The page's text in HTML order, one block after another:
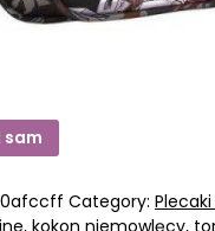
sam
Category: